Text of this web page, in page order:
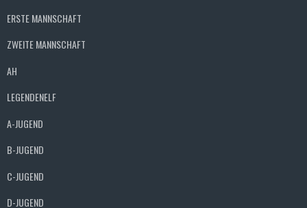
ERSTE MANNSCHAFT
ZWEITE MANNSCHAFT
AH
LEGENDENELF
A-JUGEND
B-JUGEND
C-JUGEND
D-JUGEND